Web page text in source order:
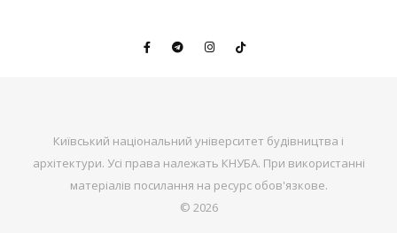
Київський національний університет будівництва і
архітектури. Усі права належать КНУБА. При використанні
матеріалів посилання на ресурс обов'язкове.
© 2026